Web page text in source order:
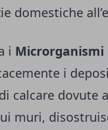
domestiche
i
i
calcare dovute
muri,